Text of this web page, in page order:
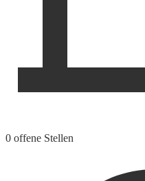
0 offene Stellen